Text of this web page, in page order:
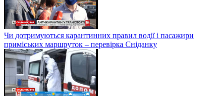
Чи дотримуються карантинних правил водії і пасажири
приміських маршруток – перевірка Сніданку